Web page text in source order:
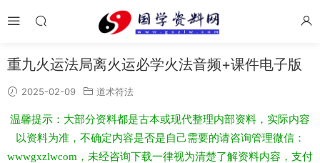
重九火运法局离火运必‮火学‬法音频+课件电子版
2025-02-09 道术符法
温馨提示：大部分资料都是古本或现代整理内部资料，实际内容
以资料为准，不确定内容是否是自己需要的请咨询管理微信：
wwwgxzlwcom，未经咨询下载一律视为清楚了解资料内容，支付